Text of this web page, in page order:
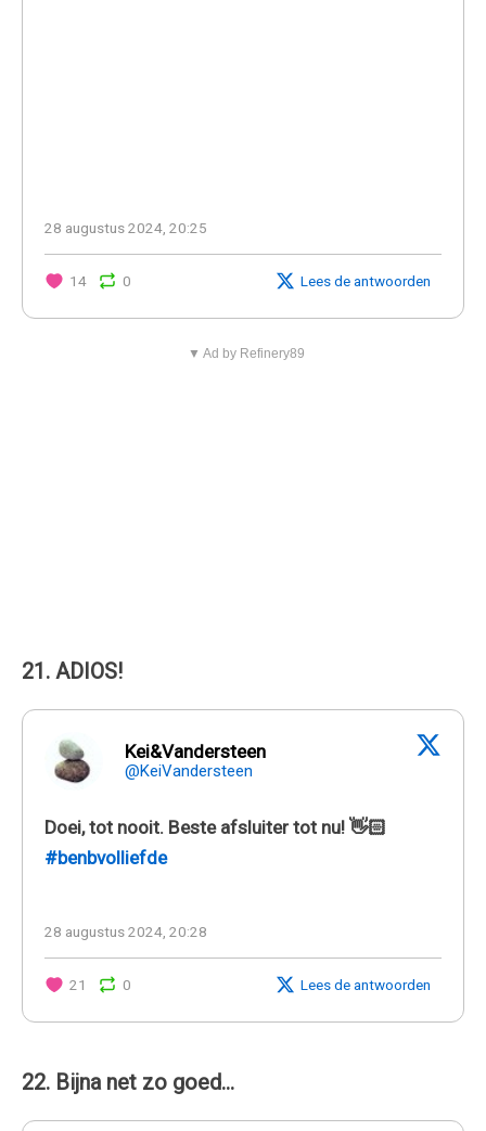
28 augustus 2024, 20:25
14 0 Lees de antwoorden
▼ Ad by Refinery89
21. ADIOS!
Kei&Vandersteen
@KeiVandersteen
Doei, tot nooit. Beste afsluiter tot nu! 👋🏻
#benbvolliefde
28 augustus 2024, 20:28
21 0 Lees de antwoorden
22. Bijna net zo goed...